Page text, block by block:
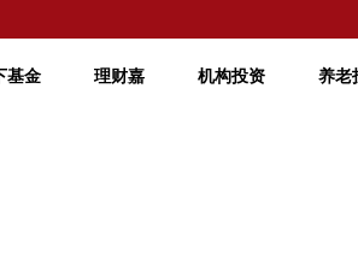
基金 理财嘉 机构投资 养老